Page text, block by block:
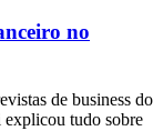
no
de business do
tudo sobre